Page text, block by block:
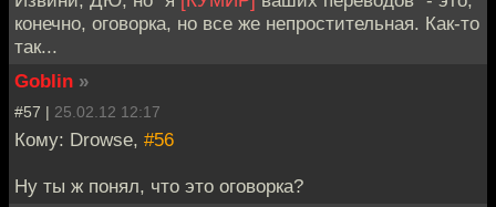
конечно, оговорка, но все же непростительная. Как-то
так...
Goblin »
#57 | 25.02.12 12:17
Кому: Drowse, #56
Ну ты ж понял, что это оговорка?